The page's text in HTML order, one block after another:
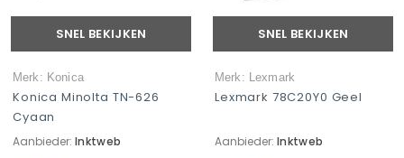
SNEL BEKIJKEN
Merk: Konica
Konica Minolta TN-626
Cyaan
Aanbieder: Inktweb
SNEL BEKIJKEN
Merk: Lexmark
Lexmark 78C20Y0 Geel
Aanbieder: Inktweb